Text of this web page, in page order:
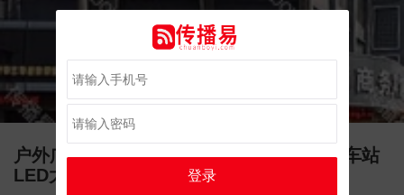
户外广告 山东菏泽牡丹区菏泽汽车总站汽车站
LED大屏广告
登录